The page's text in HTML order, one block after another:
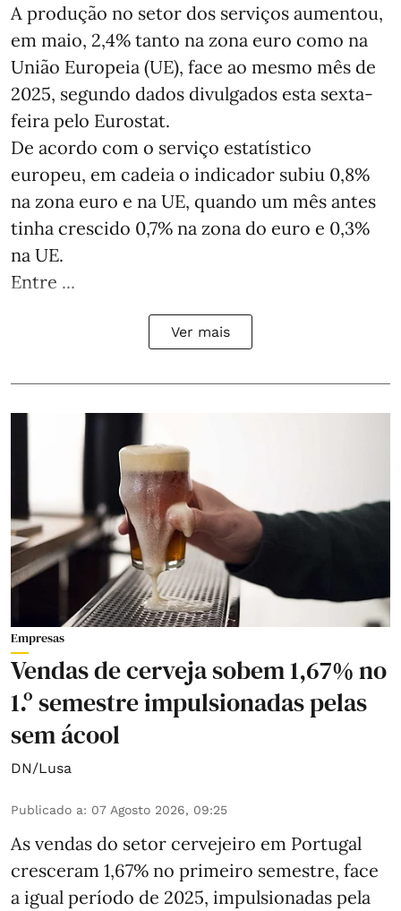
A produção no setor dos serviços aumentou,
em maio, 2,4% tanto na zona euro como na
União Europeia (UE), face ao mesmo mês de
2025, segundo dados divulgados esta sexta-
feira pelo Eurostat.
De acordo com o serviço estatístico
europeu, em cadeia o indicador subiu 0,8%
na zona euro e na UE, quando um mês antes
tinha crescido 0,7% na zona do euro e 0,3%
na UE.
Entre ...
Ver mais
Empresas
Vendas de cerveja sobem 1,67% no
1.º semestre impulsionadas pelas
sem ácool
DN/Lusa
Publicado a: 07 Agosto 2026, 09:25
As vendas do setor cervejeiro em Portugal
cresceram 1,67% no primeiro semestre, face
a igual período de 2025, impulsionadas pela